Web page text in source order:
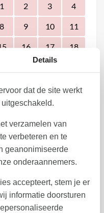
1 2 3 4
8 9 10 11
16 17 18
30 31
do vr za
1
5 6 7 8
13 14 15
Details
dat de site werkt
verzamelen van
verbeteren en te
geanonimiseerde
onderaannemers.
accepteert, stem je er
informatie doorsturen